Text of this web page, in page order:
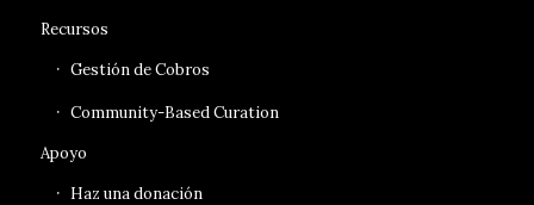
Recursos
Gestión de Cobros
Community-Based Curation
Apoyo
Haz una donación